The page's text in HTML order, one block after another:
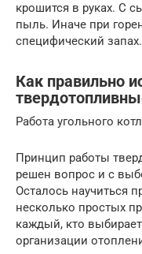
крошится в руках. С
пыль. Иначе при
специфический запах.
Как правильно
Работа угольного
Принцип работы
решен вопрос и с
Осталось научиться
несколько простых
каждый, кто
организации